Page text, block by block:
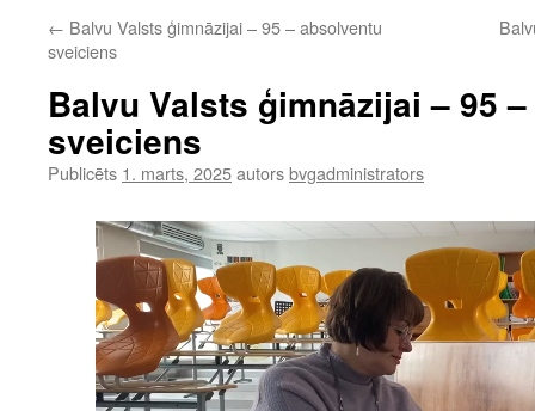
← Balvu Valsts ģimnāzijai – 95 – absolventu
sveiciens
Balvu Valsts ģimnāzijai – 95
sveiciens
Publicēts 1. marts, 2025autorsbvgadministrators